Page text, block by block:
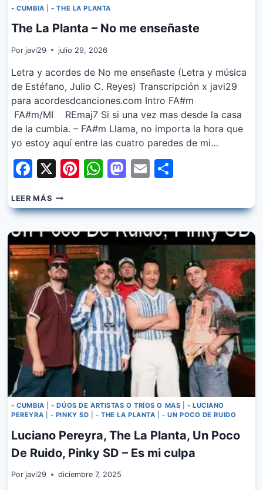
- CUMBIA |- THE LA PLANTA
The La Planta – No me enseñaste
Por javi29 julio 29, 2026
Letra y acordes de No me enseñaste (Letra y música
de Estéfano, Julio C. Reyes) Transcripción x javi29
para acordesdcanciones.com Intro FA#m
FA#m/MI REmaj7 Si si una vez mas desde la casa
de la cumbia. – FA#m Llama, no importa la hora que
yo estoy aquí entre las cuatro paredes de mi…
Facebook
X Pinterest
WhatsApp
Mastodon
Email
LEER MÁSTHE
LA
PLANTA
ME
ENSEÑASTE
- CUMBIA |- DÚOS DE ARTISTAS O TRÍOS O MAS
- LUCIANO
PEREYRA
- PINKY SD |- THE LA PLANTA |- UN POCO DE RUIDO
Luciano Pereyra, The La Planta, Un Poco
De Ruido, Pinky SD – Es mi culpa
Por javi29 diciembre 7, 2025